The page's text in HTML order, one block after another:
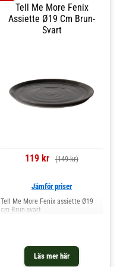
Tell Me More Fenix
Assiette Ø19 Cm Brun-
Svart
119 kr (149 kr)
Läs mer här
Jämför priser
Tell Me More Fenix assiette Ø19
cm Brun-svart